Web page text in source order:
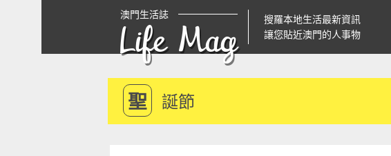
澳門生活誌
Life Mag
搜羅本地生活最新資訊
讓您貼近澳門的人事物
聖 誕節